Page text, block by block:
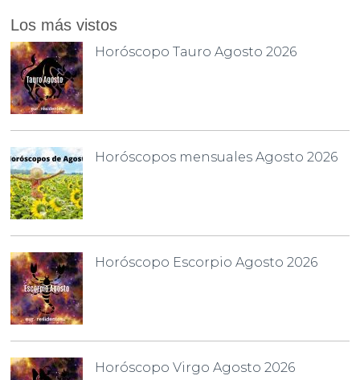
Los más vistos
Horóscopo Tauro Agosto 2026
Horóscopos mensuales Agosto 2026
Horóscopo Escorpio Agosto 2026
Horóscopo Virgo Agosto 2026